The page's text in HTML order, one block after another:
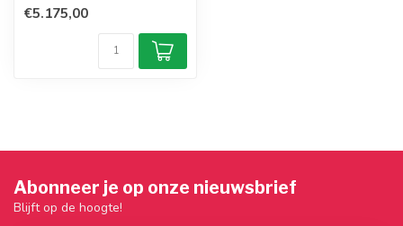
€5.175,00
Abonneer je op onze nieuwsbrief
Blijft op de hoogte!